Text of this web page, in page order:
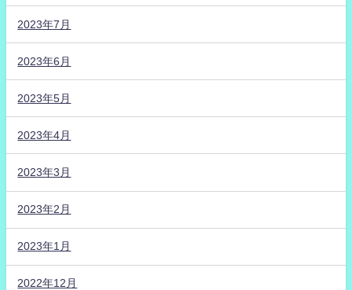
2023年7月
2023年6月
2023年5月
2023年4月
2023年3月
2023年2月
2023年1月
2022年12月